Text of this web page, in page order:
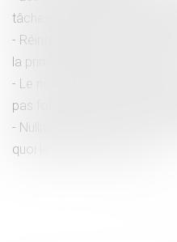
tâches confiées au salarié
Réintégration à la suite de
la primauté du statut
Le non-paiement des
pas forcément une prise
Nullité du contrat conclu
quoi le salarié a-t-il droit ?